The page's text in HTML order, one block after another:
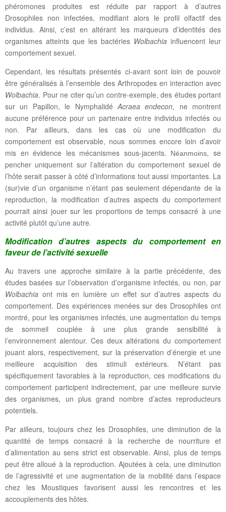
phéromones produites est réduite par rapport à d’autres
Drosophiles non infectées, modifiant alors le profil olfactif des
individus. Ainsi, c’est en altérant les marqueurs d’identités des
organismes atteints que les bactéries Wolbachia influencent leur
comportement sexuel.
Cependant, les résultats présentés ci-avant sont loin de pouvoir
être généralisés à l’ensemble des Arthropodes en interaction avec
Wolbachia. Pour ne citer qu’un contre-exemple, des études portant
sur un Papillon, le NymphalidéAcraea endecon, ne montrent
aucune préférence pour un partenaire entre individus infectés ou
non. Par ailleurs, dans les cas où une modification du
comportement est observable, nous sommes encore loin d’avoir
mis en évidence les mécanismes sous-jacents.
Néanmoins, se
pencher uniquement sur l’altération du comportement sexuel de
l’hôte serait passer à côté d’informations tout aussi importantes. La
(sur)vie d’un organisme n’étant pas seulement dépendante de la
reproduction, la modification d’autres aspects du comportement
pourrait ainsi jouer sur les proportions de temps consacré à une
activité plutôt qu’une autre.
Modification d’autres aspects du comportement en
faveur de l’activité sexuelle
Au travers une approche similaire à la partie précédente, des
études basées sur l’observation d’organisme infectés, ou non, par
Wolbachia ont mis en lumière un effet sur d’autres aspects du
comportement. Des expériences menées sur des Drosophiles ont
montré, pour les organismes infectés, une augmentation du temps
de sommeil couplée à une plus grande sensibilité à
l’environnement alentour. Ces deux altérations du comportement
jouant alors, respectivement, sur la préservation d’énergie et une
meilleure acquisition des stimuli extérieurs. N’étant pas
spécifiquement favorables à la reproduction, ces modifications du
comportement participent indirectement, par une meilleure survie
des organismes, un plus grand nombre d’actes reproducteurs
potentiels.
Par ailleurs, toujours chez les Drosophiles, une diminution de la
quantité de temps consacré à la recherche de nourriture et
d’alimentation au sens strict est observable. Ainsi, plus de temps
peut être alloué à la reproduction. Ajoutées à cela, une diminution
de l’agressivité et une augmentation de la mobilité dans l’espace
chez les Moustiques favorisent aussi les rencontres et les
accouplements des hôtes.